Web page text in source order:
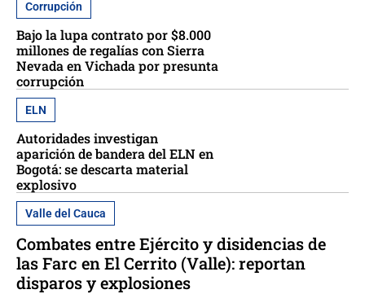
Corrupción
Bajo la lupa contrato por $8.000
millones de regalías con Sierra
Nevada en Vichada por presunta
corrupción
ELN
Autoridades investigan
aparición de bandera del ELN en
Bogotá: se descarta material
explosivo
Valle del Cauca
Combates entre Ejército y disidencias de
las Farc en El Cerrito (Valle): reportan
disparos y explosiones